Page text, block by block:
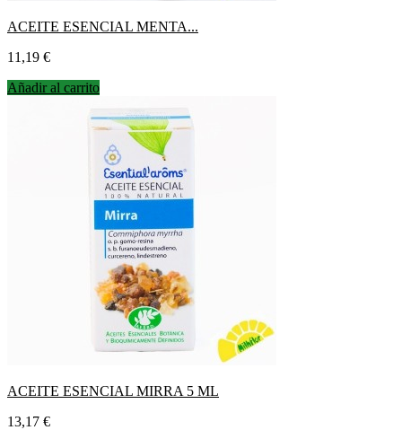
ACEITE ESENCIAL MENTA...
Precio
11,19 €
Añadir al carrito
ACEITE ESENCIAL MIRRA 5 ML
Precio
13,17 €